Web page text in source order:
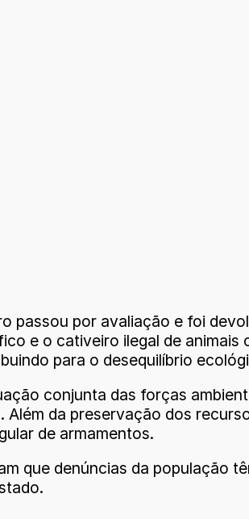
passou por avaliação e foi
e o cativeiro ilegal de
para o desequilíbrio
conjunta das forças
Além da preservação dos
de armamentos.
que denúncias da população